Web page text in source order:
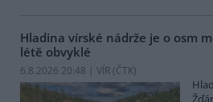
Hladina vírské nádrže je o osm
létě obvyklé
6.8.2026 20:48 | VÍR (ČTK)